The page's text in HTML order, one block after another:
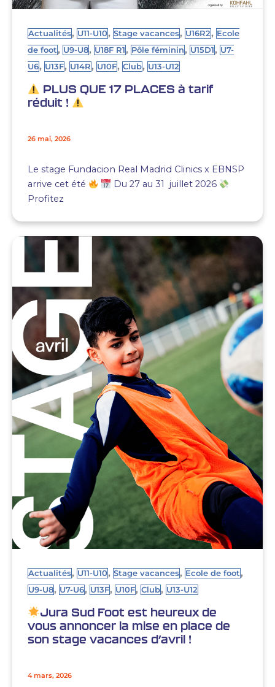
Actualités, U11-U10, Stage vacances, U16R2, Ecole
de foot, U9-U8, U18F R1, Pôle féminin, U15D1, U7-
U6, U13F, U14R, U10F, Club, U13-U12
PLUS QUE 17 PLACES à tarif
réduit !
26 mai, 2026
Le stage Fundacion Real Madrid Clinics x EBNSP
arrive cet été
Du 27 au 31 juillet 2026
Profitez
Actualités, U11-U10, Stage vacances, Ecole de foot,
U9-U8, U7-U6, U13F, U10F, Club, U13-U12
Jura Sud Foot est heureux de
vous annoncer la mise en place de
son stage vacances d’avril !
4 mars, 2026